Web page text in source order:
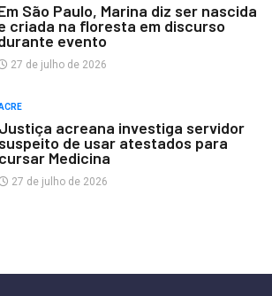
São Paulo, Marina diz ser nascida
criada na floresta em discurso
evento
27 de julho de 2026
Justiça acreana investiga servidor
suspeito de usar atestados para
cursar Medicina
27 de julho de 2026